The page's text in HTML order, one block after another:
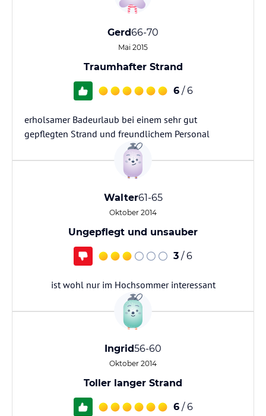
Gerd66-70
Mai 2015
Traumhafter Strand
6 / 6
erholsamer Badeurlaub bei einem sehr gut
gepflegten Strand und freundlichem Personal
Walter61-65
Oktober 2014
Ungepflegt und unsauber
3 / 6
ist wohl nur im Hochsommer interessant
Ingrid56-60
Oktober 2014
Toller langer Strand
6 / 6